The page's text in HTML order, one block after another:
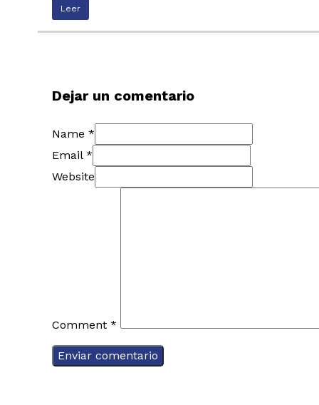
Leer
Dejar un comentario
Name *
Email *
Website
Comment *